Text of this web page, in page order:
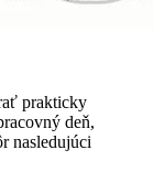
prakticky
deň,
nasledujúci